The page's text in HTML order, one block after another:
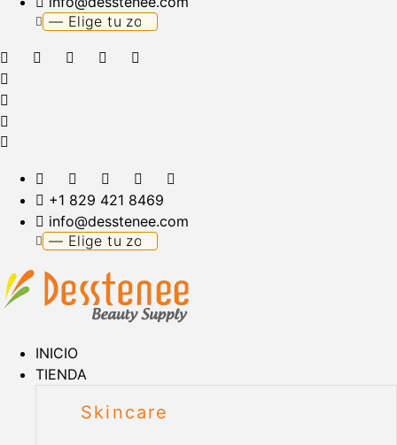
+1 829 421 8469
info@desstenee.com
INICIO
TIENDA
Skincare